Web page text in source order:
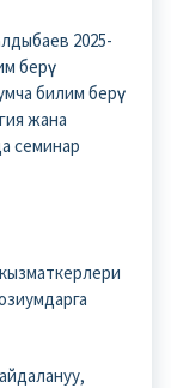
2025-
билим берүү
жана
семинар